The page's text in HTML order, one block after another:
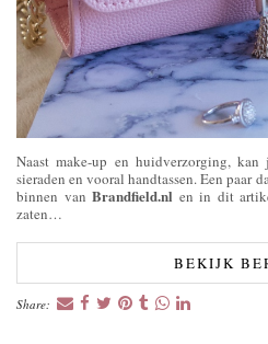
Naast make-up en huidverzorging,
sieraden en vooral handtassen. Een paar
binnen van Brandfield.nl en in dit
zaten…
BEKIJK
Share: